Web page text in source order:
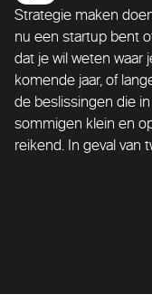
Strategie maken
nu een startup bent
dat je wil weten waar
komende jaar, of
de beslissingen die
sommigen klein en
reikend. In geval van